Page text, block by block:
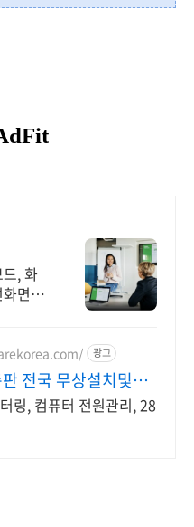
, 화
면공
광고
전국 무상설치및사
링, 컴퓨터 전원관리, 28